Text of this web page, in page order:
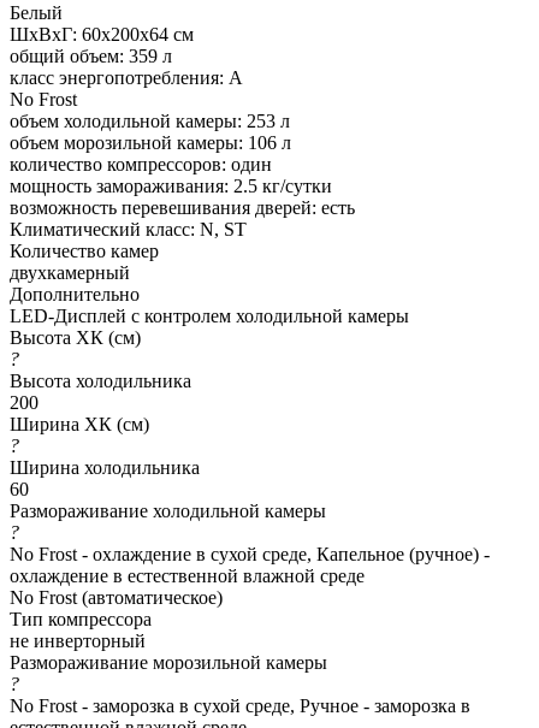
Белый
ШхВхГ: 60х200х64 см
общий объем: 359 л
класс энергопотребления: A
No Frost
объем холодильной камеры: 253 л
объем морозильной камеры: 106 л
количество компрессоров: один
мощность замораживания: 2.5 кг/сутки
возможность перевешивания дверей: есть
Климатический класс: N, ST
Количество камер
двухкамерный
Дополнительно
LED-Дисплей с контролем холодильной камеры
Высота ХК (см)
?
Высота холодильника
200
Ширина ХК (см)
?
Ширина холодильника
60
Размораживание холодильной камеры
?
No Frost - охлаждение в сухой среде, Капельное (ручное) -
охлаждение в естественной влажной среде
No Frost (автоматическое)
Тип компрессора
не инверторный
Размораживание морозильной камеры
?
No Frost - заморозка в сухой среде, Ручное - заморозка в